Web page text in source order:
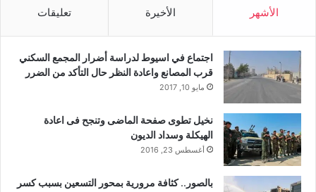
الأشهر الأخيرة تعليقات
اجتماع في اسيوط لدراسة أضرار المجمع السكني
قرب المصانع واعادة النظر حال التأكد من الضرر
مايو 10, 2017
نخيل تطوى صفحة الماضى وتنجح فى اعادة
الهيكلة وسداد الديون
أغسطس 23, 2016
بالصور.. كثافة مرورية بمحور التسعين بسبب كسر